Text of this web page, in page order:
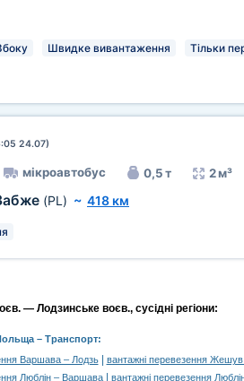
Швидке вивантаження Тільки
24.07)
мікроавтобус 0,5 т 2 м³
(PL) ~ 418 км
— Лодзинське воєв., сусідні регіони:
– Транспорт:
Варшава – Лодзь|
вантажні перевезення
Люблін – Варшава|
вантажні перевезення